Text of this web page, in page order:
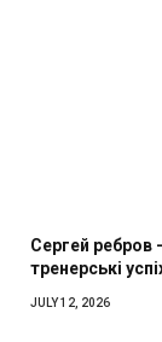
Сергей ребров
тренерські
JULY 12, 2026